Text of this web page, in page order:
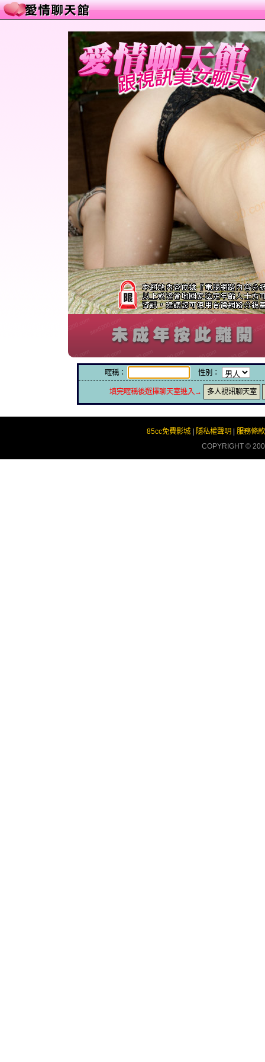
暱稱： 性別：
填完暱稱後選擇聊天室進入→ 多人視訊聊天室
85cc免費影城| 隱私權聲明 服務條款
COPYRIGHT ©